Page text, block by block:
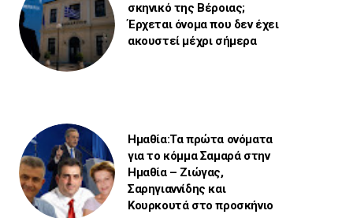
σκηνικό της Βέροιας;
Έρχεται όνομα που δεν έχει
ακουστεί μέχρι σήμερα
Ημαθία:Τα πρώτα ονόματα
για το κόμμα Σαμαρά στην
Ημαθία – Ζιώγας,
Σαρηγιαννίδης και
Κουρκουτά στο προσκήνιο